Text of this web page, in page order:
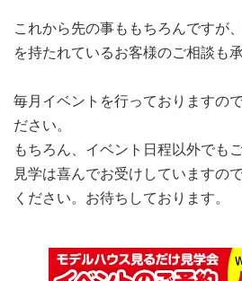
これから先の事ももちろんですが
を持たれているお客様のご相談も
毎月イベントを行っておりますの
ださい。
もちろん、イベント日程以外でも
見学は喜んでお受けしていますの
ください。お待ちしております。